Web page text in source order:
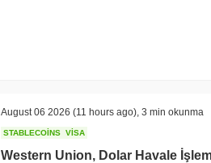
August 06 2026 (11 hours ago) 3 min okunma
STABLECOINS VISA
Western Union, Dolar Havale